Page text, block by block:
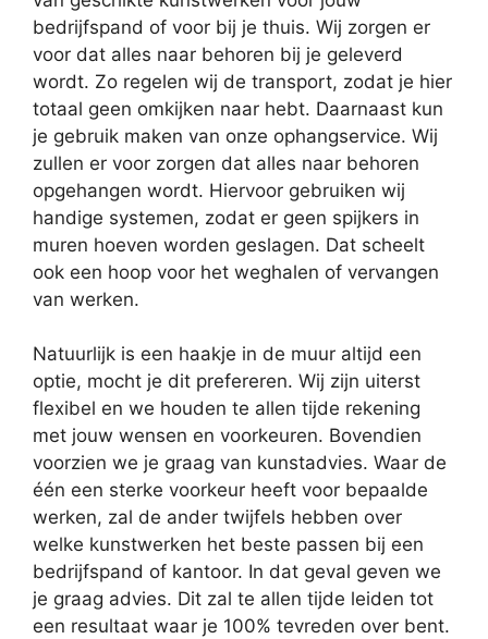
bedrijfspand of voor bij je thuis. Wij zorgen er
voor dat alles naar behoren bij je geleverd
wordt. Zo regelen wij de transport, zodat je hier
totaal geen omkijken naar hebt. Daarnaast kun
je gebruik maken van onze ophangservice. Wij
zullen er voor zorgen dat alles naar behoren
opgehangen wordt. Hiervoor gebruiken wij
handige systemen, zodat er geen spijkers in
muren hoeven worden geslagen. Dat scheelt
ook een hoop voor het weghalen of vervangen
van werken.
Natuurlijk is een haakje in de muur altijd een
optie, mocht je dit prefereren. Wij zijn uiterst
flexibel en we houden te allen tijde rekening
met jouw wensen en voorkeuren. Bovendien
voorzien we je graag van kunstadvies. Waar de
één een sterke voorkeur heeft voor bepaalde
werken, zal de ander twijfels hebben over
welke kunstwerken het beste passen bij een
bedrijfspand of kantoor. In dat geval geven we
je graag advies. Dit zal te allen tijde leiden tot
een resultaat waar je 100% tevreden over bent.